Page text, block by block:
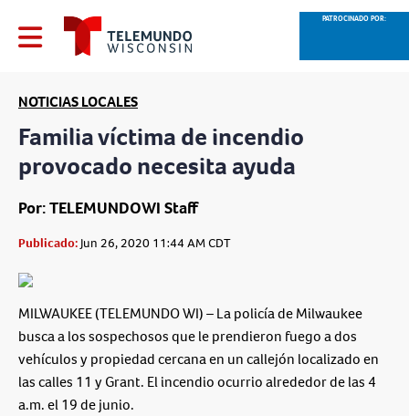
PATROCINADO POR:
NOTICIAS LOCALES
Familia víctima de incendio
provocado necesita ayuda
Por: TELEMUNDOWI Staff
Publicado:Jun 26, 2020 11:44 AM CDT
MILWAUKEE (TELEMUNDO WI) – La policía de Milwaukee
busca a los sospechosos que le prendieron fuego a dos
vehículos y propiedad cercana en un callejón localizado en
las calles 11 y Grant. El incendio ocurrio alrededor de las 4
a.m. el 19 de junio.